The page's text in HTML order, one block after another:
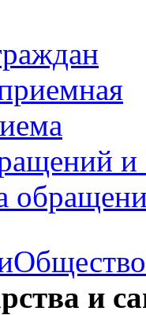
и
Общество
и